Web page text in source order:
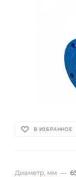
В ИЗБРАННОЕ
Диаметр, мм —